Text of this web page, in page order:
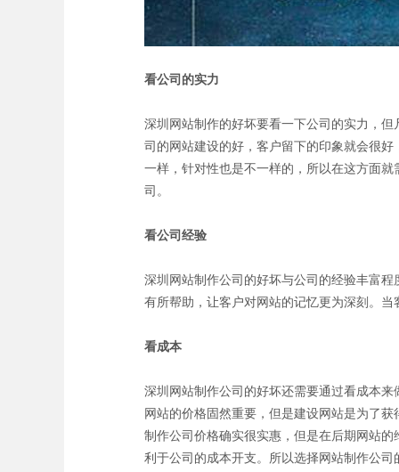
看公司的实力
深圳网站制作的好坏要看一下公司的实力，
司的网站建设的好，客户留下的印象就会很
一样，针对性也是不一样的，所以在这方面
司。
看公司经验
深圳网站制作公司的好坏与公司的经验丰富
有所帮助，让客户对网站的记忆更为深刻。
看成本
深圳网站制作公司的好坏还需要通过看成本
网站的价格固然重要，但是建设网站是为了
制作公司价格确实很实惠，但是在后期网站
利于公司的成本开支。所以选择网站制作公司